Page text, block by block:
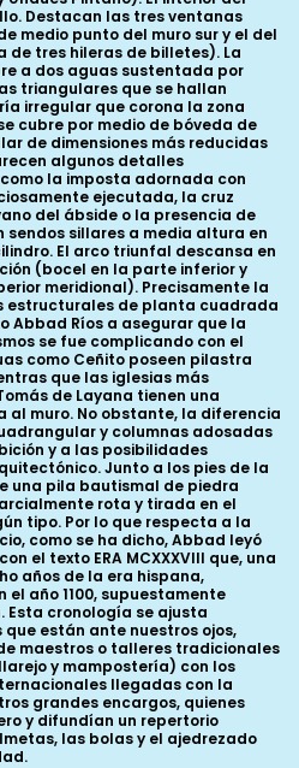
Destacan las tres ventanas
medio punto del muro sur y el del
de tres hileras de billetes). La
a dos aguas sustentada por
triangulares que se hallan
irregular que corona la zona
cubre por medio de bóveda de
de dimensiones más reducidas
algunos detalles
la imposta adornada con
ejecutada, la cruz
del ábside o la presencia de
sendos sillares a media altura en
El arco triunfal descansa en
(bocel en la parte inferior y
meridional). Precisamente la
estructurales de planta cuadrada
Abbad Ríos a asegurar que la
se fue complicando con el
como Ceñito poseen pilastra
que las iglesias más
de Layana tienen una
muro. No obstante, la diferencia
y columnas adosadas
y a las posibilidades
Junto a los pies de la
una pila bautismal de piedra
rota y tirada en el
tipo. Por lo que respecta a la
como se ha dicho, Abbad leyó
el texto ERA MCXXXVIII que, una
años de la era hispana,
año 1100, supuestamente
Esta cronología se ajusta
están ante nuestros ojos,
maestros o talleres tradicionales
y mampostería) con los
llegadas con la
grandes encargos, quienes
y difundían un repertorio
las bolas y el ajedrezado